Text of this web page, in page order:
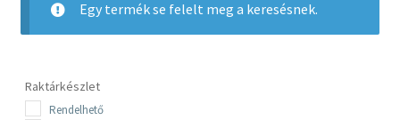
Egy termék se felelt meg a keresésnek.
Raktárkészlet
Rendelhető